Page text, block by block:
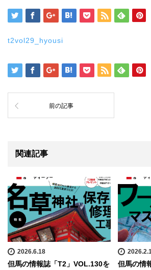
t2vol29_hyousi
前の記事
関連記事
2026.6.18
但馬の情報誌「T2」VOL.130を
但馬の情